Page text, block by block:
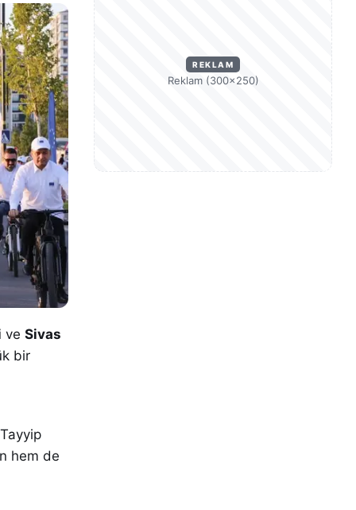
ve Sivas
bir
hem de
REKLAM
Reklam (300×250)